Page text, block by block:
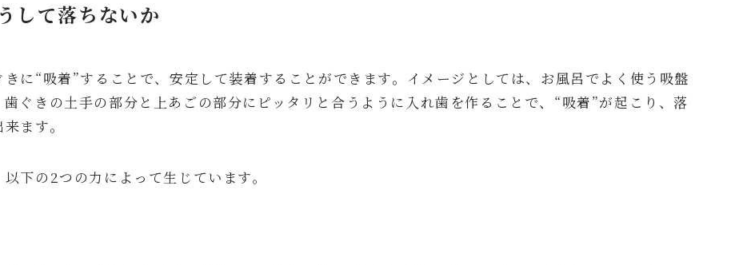
して落ちないか
に“吸着”することで、安定して装着することができます。イメージとしては、お風呂でよく使う吸盤
歯ぐきの土手の部分と上あごの部分にピッタリと合うように入れ歯を作ることで、“吸着”が起こり、落
ます。
下の2つの力によって生じています。